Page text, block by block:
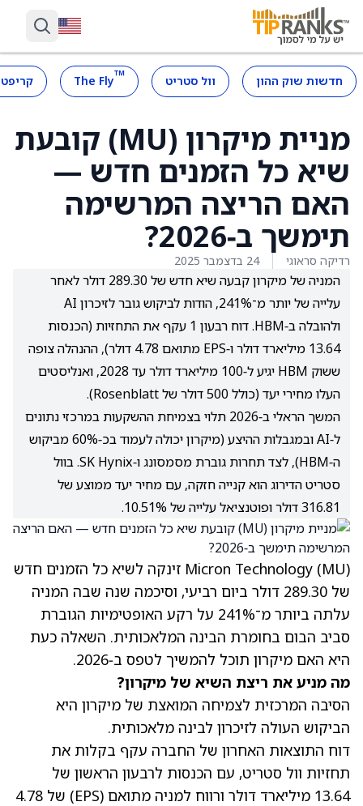
חדשות שוק ההון וול סטריט ™
The Fly
מניית מיקרון (MU) קובעת
שיא כל הזמנים חדש —
האם הריצה המרשימה
תימשך ב‑2026?
רדיקה סראוגי 24 בדצמבר 2025
המניה של מיקרון קבעה שיא חדש של 289.30 דולר לאחר
עלייה של יותר מ־241%, הודות לביקוש גובר לזיכרון AI
ולהובלה ב‑HBM. דוח רבעון 1 עקף את התחזיות (הכנסות
13.64 מיליארד דולר ו‑EPS מתואם 4.78 דולר), ההנהלה צופה
ששוק HBM יגיע ל‑100 מיליארד דולר עד 2028, ואנליסטים
העלו מחירי יעד (כולל 500 דולר של Rosenblatt).
המשך הראלי ב‑2026 תלוי בצמיחת ההשקעות במרכזי נתונים
ל‑AI ובמגבלות ההיצע (מיקרון יכולה לעמוד בכ‑60% מביקוש
ה‑HBM), לצד תחרות גוברת מסמסונג ו‑SK Hynix. בוול
סטריט הדירוג הוא קנייה חזקה, עם מחיר יעד ממוצע של
316.81 דולר ופוטנציאל עלייה של 10.51%.
Micron Technology (MU)
זינקה לשיא כל הזמנים חדש
של 289.30 דולר ביום רביעי, וסיכמה שנה שבה המניה
עלתה ביותר מ־241% על רקע האופטימיות הגוברת
סביב הבום בחומרת הבינה המלאכותית. השאלה כעת
היא האם מיקרון תוכל להמשיך לטפס ב‑2026.
מה מניע את ריצת השיא של מיקרון?
הסיבה המרכזית לצמיחה המואצת של מיקרון היא
הביקוש העולה לזיכרון לבינה מלאכותית.
דוח התוצאות האחרון של החברה עקף בקלות את
תחזיות וול סטריט, עם הכנסות לרבעון הראשון של
13.64 מיליארד דולר ורווח למניה מתואם (EPS) של 4.78